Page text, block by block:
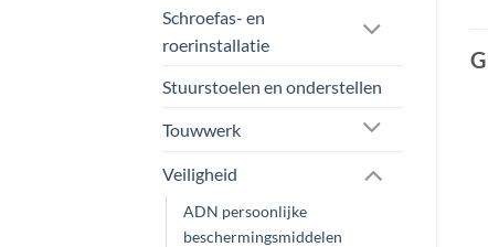
Schroefas- en
roerinstallatie
Stuurstoelen en onderstellen
Touwwerk
Veiligheid
ADN persoonlijke
beschermingsmiddelen